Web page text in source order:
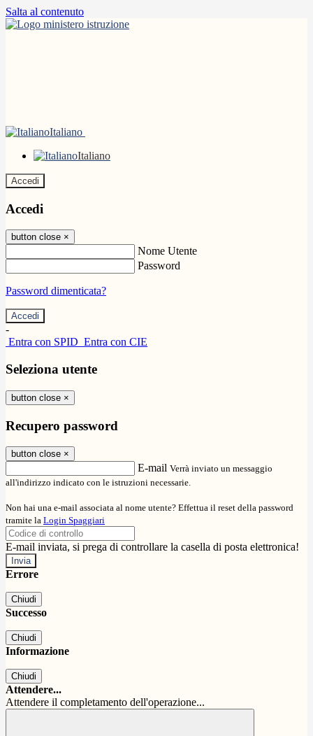
Salta al contenuto
Italiano
Italiano
Accedi
Accedi
button close ×
Nome Utente
Password
Password dimenticata?
-
Entra con SPID Entra con CIE
Seleziona utente
button close ×
Recupero password
button close ×
E-mail Verrà inviato un messaggio
all'indirizzo indicato con le istruzioni necessarie.
Non hai una e-mail associata al nome utente? Effettua il reset della password
tramite la Login Spaggiari
E-mail inviata, si prega di controllare la casella di posta elettronica!
Errore
Chiudi
Successo
Chiudi
Informazione
Chiudi
Attendere...
Attendere il completamento dell'operazione...